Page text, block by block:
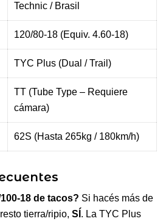
Technic / Brasil
120/80-18 (Equiv. 4.60-18)
TYC Plus (Dual / Trail)
TT (Tube Type – Requiere
cámara)
62S (Hasta 265kg / 180km/h)
18 de tacos? Si hacés más de
tierra/ripio, SÍ . La TYC Plus